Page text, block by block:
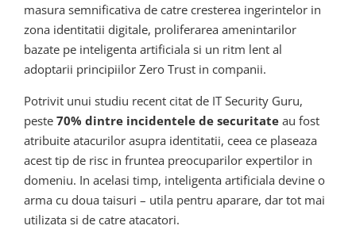
masura semnificativa de catre cresterea ingerintelor in
zona identitatii digitale, proliferarea amenintarilor
bazate pe inteligenta artificiala si un ritm lent al
adoptarii principiilor Zero Trust in companii.
Potrivit unui studiu recent citat de IT Security Guru,
peste 70% dintre incidentele de securitate au fost
atribuite atacurilor asupra identitatii, ceea ce plaseaza
acest tip de risc in fruntea preocuparilor expertilor in
domeniu. In acelasi timp, inteligenta artificiala devine o
arma cu doua taisuri – utila pentru aparare, dar tot mai
utilizata si de catre atacatori.